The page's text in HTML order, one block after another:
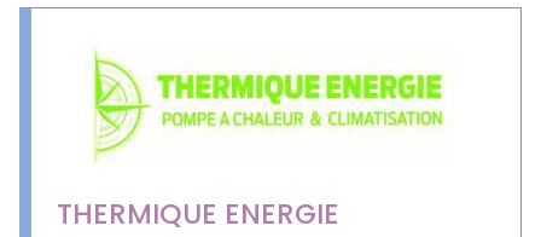
THERMIQUE ENERGIE